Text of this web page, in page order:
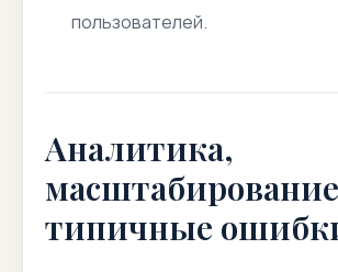
пользователей.
Аналитика,
типичные